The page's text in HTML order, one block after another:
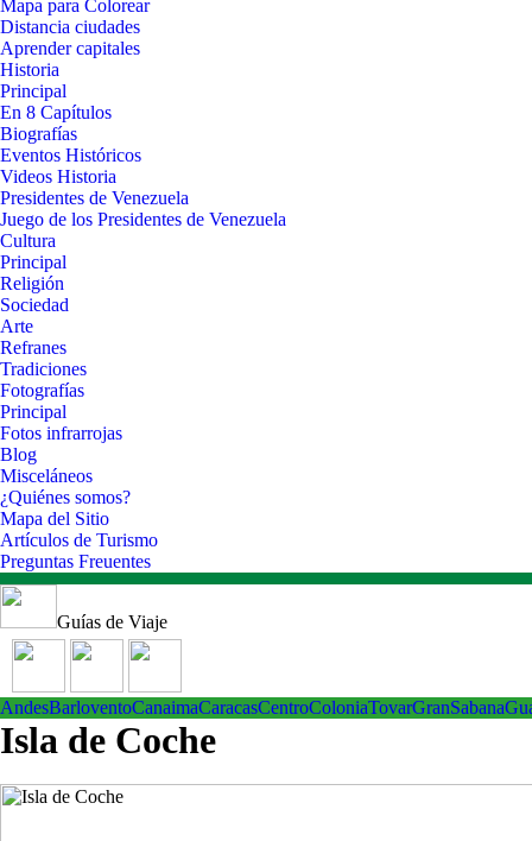
Mapa para Colorear
Distancia ciudades
Aprender capitales
Historia
Principal
En 8 Capítulos
Biografías
Eventos Históricos
Videos Historia
Presidentes de Venezuela
Juego de los Presidentes de Venezuela
Cultura
Principal
Religión
Sociedad
Arte
Refranes
Tradiciones
Fotografías
Principal
Fotos infrarrojas
Blog
Misceláneos
¿Quiénes somos?
Mapa del Sitio
Artículos de Turismo
Preguntas Freuentes
Guías de Viaje
AndesBarloventoCanaimaCaracasCentroColoniaTovarGranSabana
Isla de Coche